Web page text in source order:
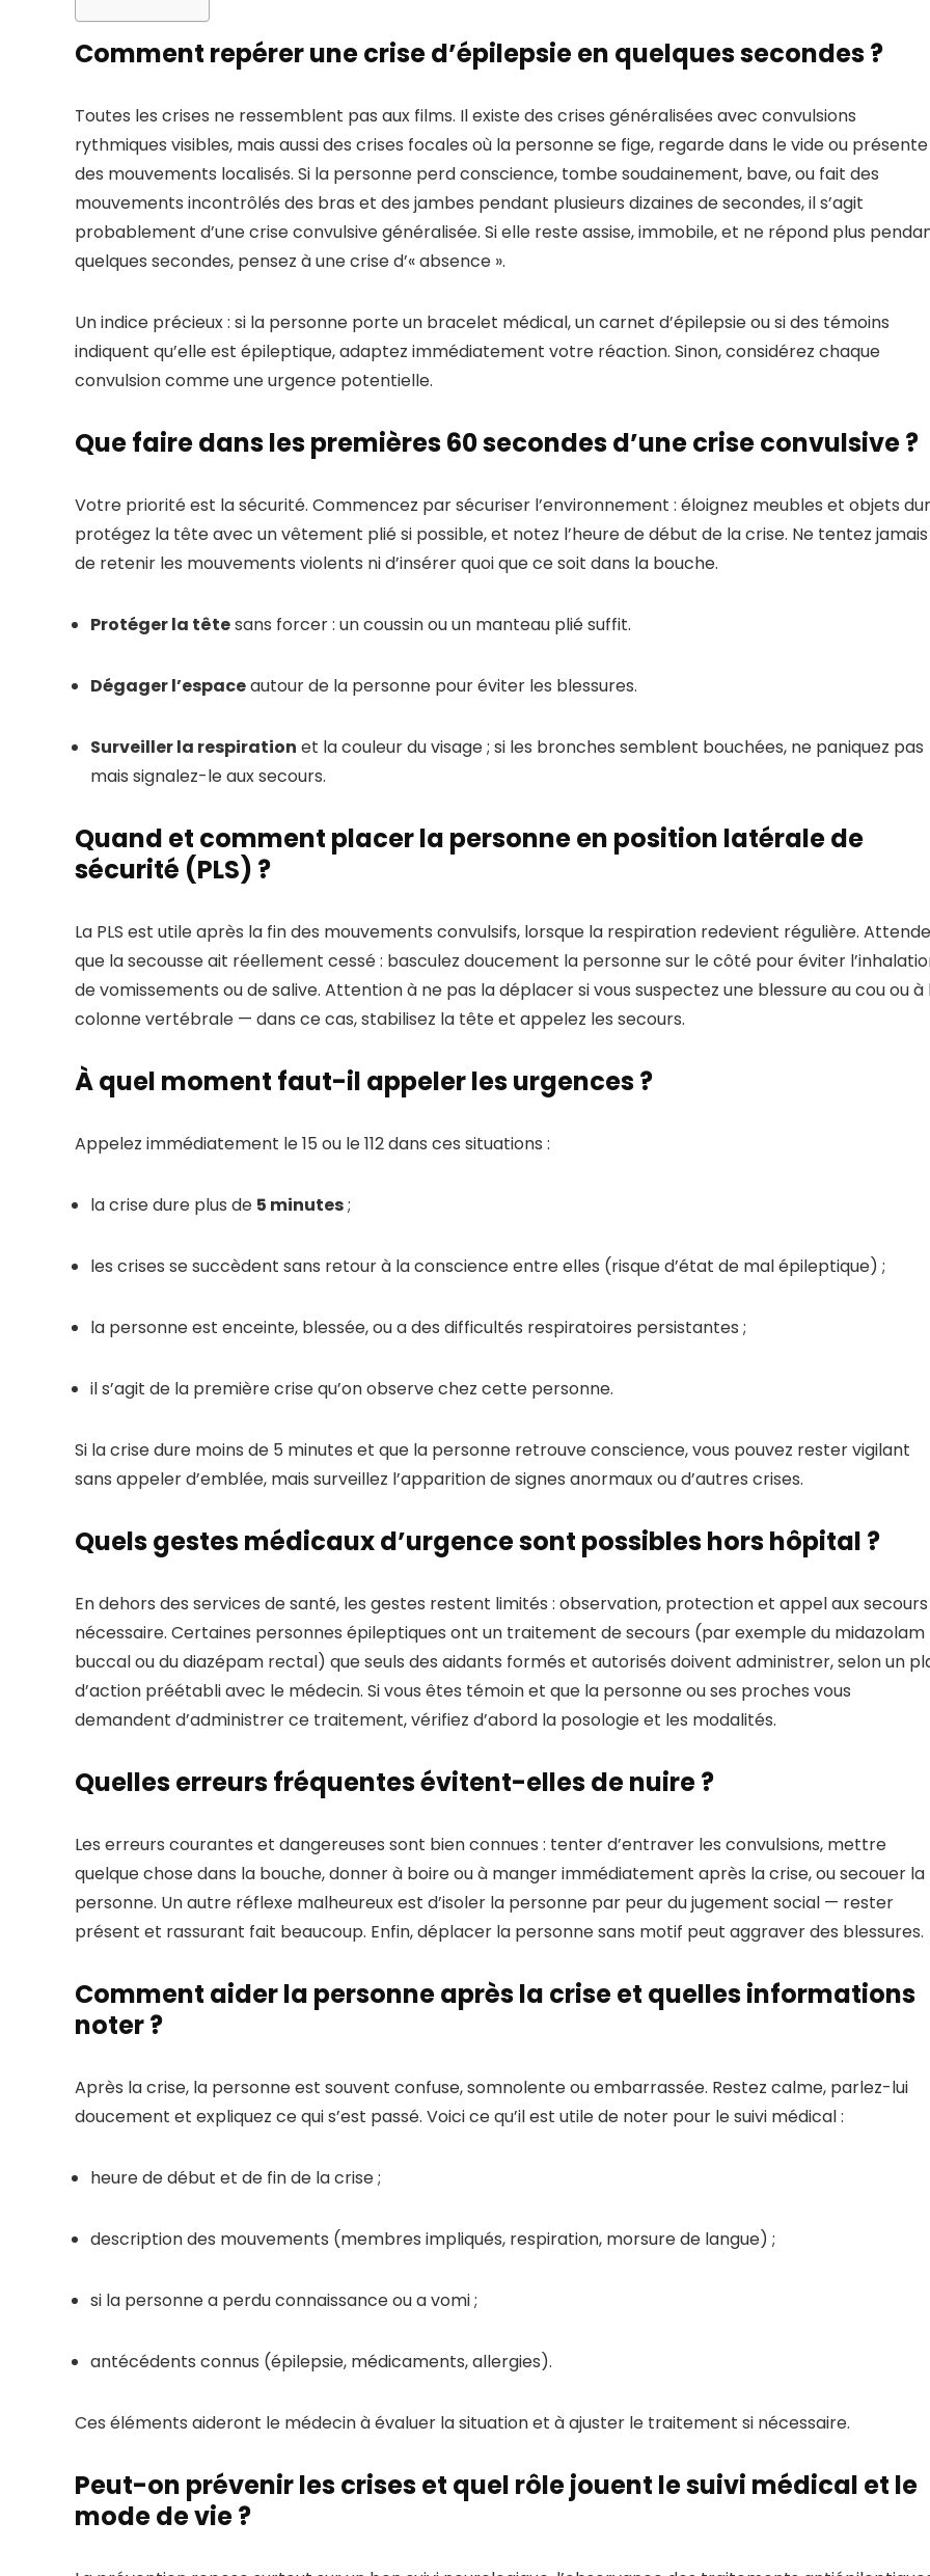
Comment repérer une crise d’épilepsie en quelques secondes ?
Toutes les crises ne ressemblent pas aux films. Il existe des crises généralisées avec convulsions
rythmiques visibles, mais aussi des crises focales où la personne se fige, regarde dans le vide ou présente
des mouvements localisés. Si la personne perd conscience, tombe soudainement, bave, ou fait des
mouvements incontrôlés des bras et des jambes pendant plusieurs dizaines de secondes, il s’agit
probablement d’une crise convulsive généralisée. Si elle reste assise, immobile, et ne répond plus
quelques secondes, pensez à une crise d’« absence ».
Un indice précieux : si la personne porte un bracelet médical, un carnet d’épilepsie ou si des témoins
indiquent qu’elle est épileptique, adaptez immédiatement votre réaction. Sinon, considérez chaque
convulsion comme une urgence potentielle.
Que faire dans les premières 60 secondes d’une crise convulsive ?
Votre priorité est la sécurité. Commencez par sécuriser l’environnement : éloignez meubles et objets
protégez la tête avec un vêtement plié si possible, et notez l’heure de début de la crise. Ne tentez jamais
de retenir les mouvements violents ni d’insérer quoi que ce soit dans la bouche.
Protéger la têtesans forcer : un coussin ou un manteau plié suffit.
Dégager l’espaceautour de la personne pour éviter les blessures.
Surveiller la respiration et la couleur du visage ; si les bronches semblent bouchées, ne paniquez pas
mais signalez-le aux secours.
Quand et comment placer la personne en position latérale de
sécurité (PLS) ?
La PLS est utile après la fin des mouvements convulsifs, lorsque la respiration redevient régulière.
que la secousse ait réellement cessé : basculez doucement la personne sur le côté pour éviter
de vomissements ou de salive. Attention à ne pas la déplacer si vous suspectez une blessure au cou ou à
colonne vertébrale — dans ce cas, stabilisez la tête et appelez les secours.
À quel moment faut-il appeler les urgences ?
Appelez immédiatement le 15 ou le 112 dans ces situations :
la crise dure plus de 5 minutes;
les crises se succèdent sans retour à la conscience entre elles (risque d’état de mal épileptique) ;
la personne est enceinte, blessée, ou a des difficultés respiratoires persistantes ;
il s’agit de la première crise qu’on observe chez cette personne.
Si la crise dure moins de 5 minutes et que la personne retrouve conscience, vous pouvez rester vigilant
sans appeler d’emblée, mais surveillez l’apparition de signes anormaux ou d’autres crises.
Quels gestes médicaux d’urgence sont possibles hors hôpital ?
En dehors des services de santé, les gestes restent limités : observation, protection et appel aux secours
nécessaire. Certaines personnes épileptiques ont un traitement de secours (par exemple du midazolam
buccal ou du diazépam rectal) que seuls des aidants formés et autorisés doivent administrer, selon un
d’action préétabli avec le médecin. Si vous êtes témoin et que la personne ou ses proches vous
demandent d’administrer ce traitement, vérifiez d’abord la posologie et les modalités.
Quelles erreurs fréquentes évitent-elles de nuire ?
Les erreurs courantes et dangereuses sont bien connues : tenter d’entraver les convulsions, mettre
quelque chose dans la bouche, donner à boire ou à manger immédiatement après la crise, ou secouer la
personne. Un autre réflexe malheureux est d’isoler la personne par peur du jugement social — rester
présent et rassurant fait beaucoup. Enfin, déplacer la personne sans motif peut aggraver des blessures.
Comment aider la personne après la crise et quelles informations
noter ?
Après la crise, la personne est souvent confuse, somnolente ou embarrassée. Restez calme, parlez-lui
doucement et expliquez ce qui s’est passé. Voici ce qu’il est utile de noter pour le suivi médical :
heure de début et de fin de la crise ;
description des mouvements (membres impliqués, respiration, morsure de langue) ;
si la personne a perdu connaissance ou a vomi ;
antécédents connus (épilepsie, médicaments, allergies).
Ces éléments aideront le médecin à évaluer la situation et à ajuster le traitement si nécessaire.
Peut-on prévenir les crises et quel rôle jouent le suivi médical et le
mode de vie ?